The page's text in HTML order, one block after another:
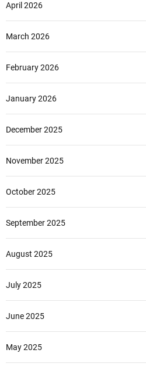
April 2026
March 2026
February 2026
January 2026
December 2025
November 2025
October 2025
September 2025
August 2025
July 2025
June 2025
May 2025